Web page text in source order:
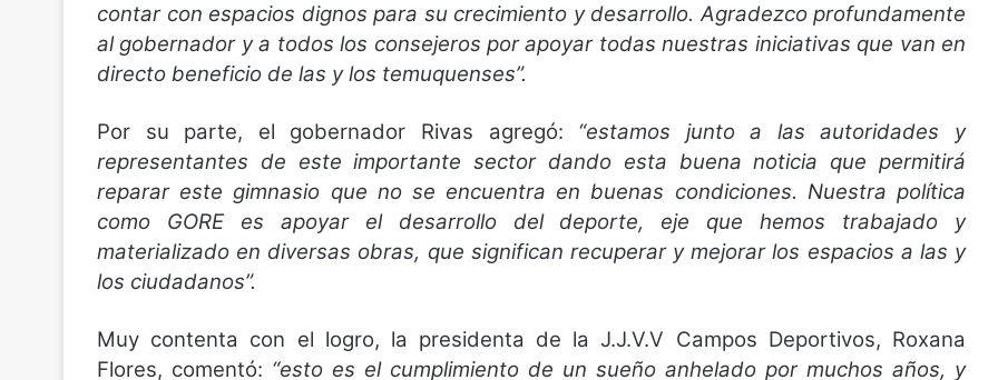
contar con espacios dignos para su crecimiento y desarrollo. Agradezco profundamente
al gobernador y a todos los consejeros por apoyar todas nuestras iniciativas que van en
directo beneficio de las y los temuquenses”.
Por su parte, el gobernador Rivas agregó: “estamos junto a las autoridades y
representantes de este importante sector dando esta buena noticia que permitirá
reparar este gimnasio que no se encuentra en buenas condiciones. Nuestra política
como GORE es apoyar el desarrollo del deporte, eje que hemos trabajado y
materializado en diversas obras, que significan recuperar y mejorar los espacios a las y
los ciudadanos”.
Muy contenta con el logro, la presidenta de la J.J.V.V Campos Deportivos, Roxana
Flores, comentó: “esto es el cumplimiento de un sueño anhelado por muchos años, y